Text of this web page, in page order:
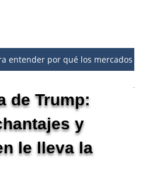
entender por qué los mercados
de Trump:
y
le lleva la